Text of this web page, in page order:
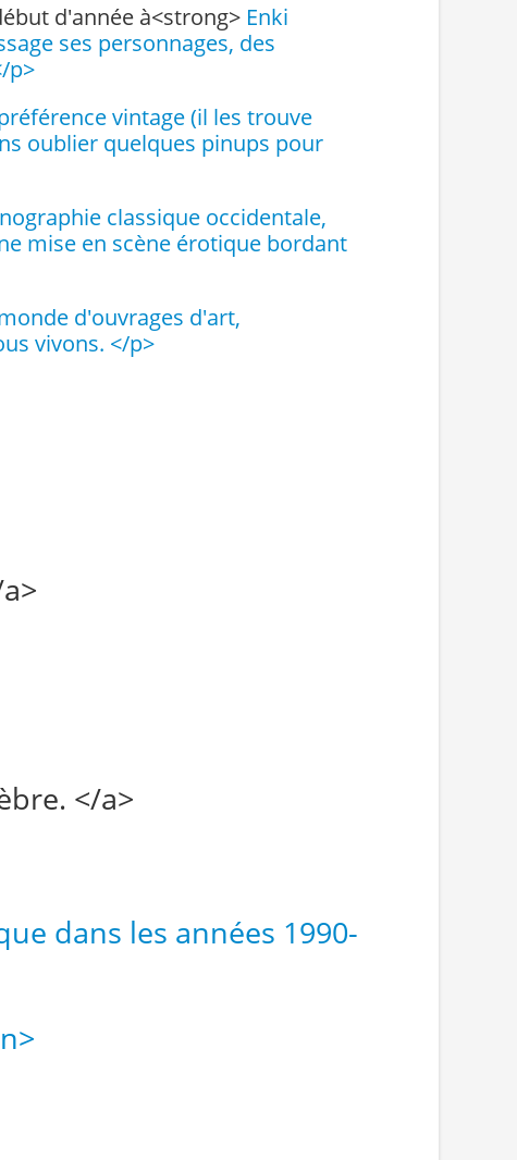
d'année à<strong> Enki
ses personnages, des
p>
vintage (il les trouve
oublier quelques pinups pour
classique occidentale,
mise en scène érotique bordant
d'ouvrages d'art,
vivons. </p>
</a>
dans les années 1990-